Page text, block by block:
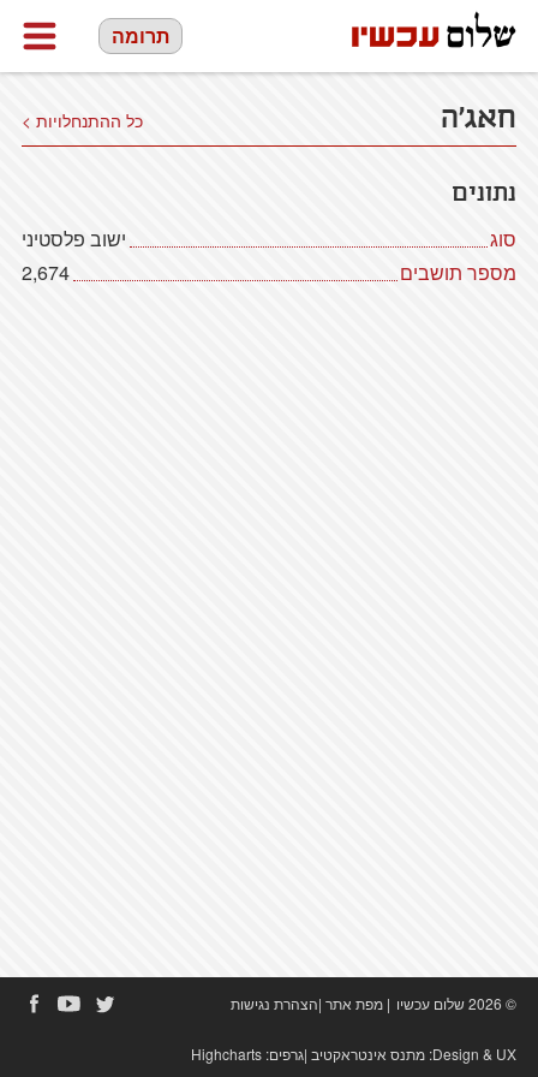
תרומה
חאג'ה כל ההתנחלויות >
נתונים
סוג
ישוב פלסטיני
מספר תושבים
2,674
© 2026 שלום עכשיו | מפת אתר|הצהרת נגישות
Design & UX: מתנס אינטראקטיב|גרפים: Highcharts